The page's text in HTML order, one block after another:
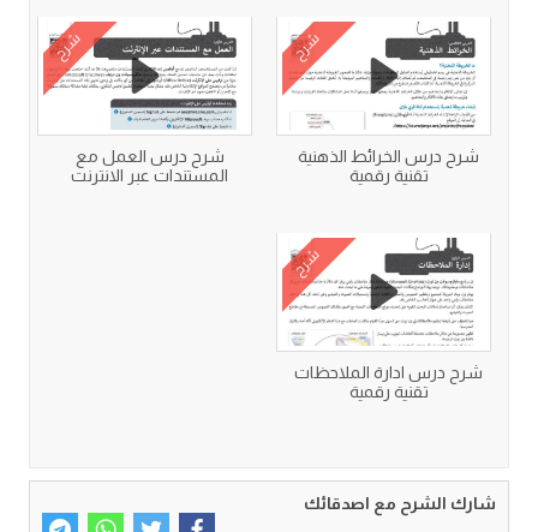
شرح
شرح درس الخرائط الذهنية
تقنية رقمية
شرح
شرح درس العمل مع
المستندات عبر الانترنت
شرح
شرح درس ادارة الملاحظات
تقنية رقمية
شارك الشرح مع اصدقائك